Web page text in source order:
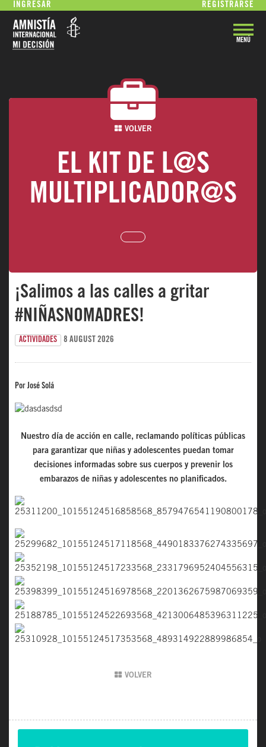
INGRESAR REGISTRARSE
MENÚ
VOLVER
EL KIT DE L@S
MULTIPLICADOR@S
¡Salimos a las calles a gritar
#NIÑASNOMADRES!
ACTIVIDADES 8 AUGUST 2026
Por José Solá
Nuestro día de acción en calle, reclamando políticas públicas
para garantizar que niñas y adolescentes puedan tomar
decisiones informadas sobre sus cuerpos y prevenir los
embarazos de niñas y adolescentes no planificados.
VOLVER